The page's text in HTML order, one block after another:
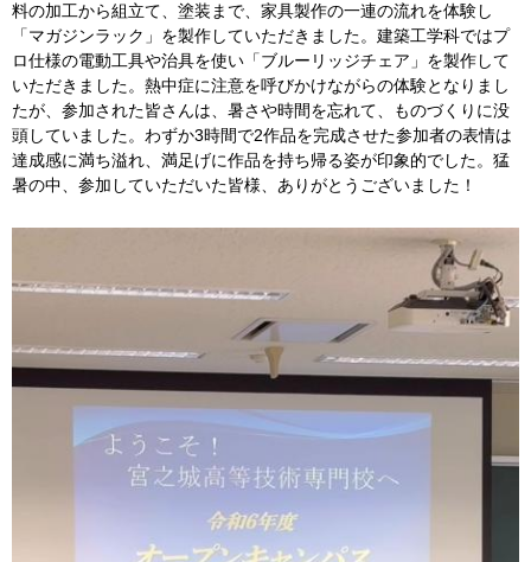
料の加工から組立て、塗装まで、家具製作の一連の流れを体験し
「マガジンラック」を製作していただきました。建築工学科ではプ
ロ仕様の電動工具や治具を使い「ブルーリッジチェア」を製作して
いただきました。熱中症に注意を呼びかけながらの体験となりまし
たが、参加された皆さんは、暑さや時間を忘れて、ものづくりに没
頭していました。わずか3時間で2作品を完成させた参加者の表情は
達成感に満ち溢れ、満足げに作品を持ち帰る姿が印象的でした。猛
暑の中、参加していただいた皆様、ありがとうございました！